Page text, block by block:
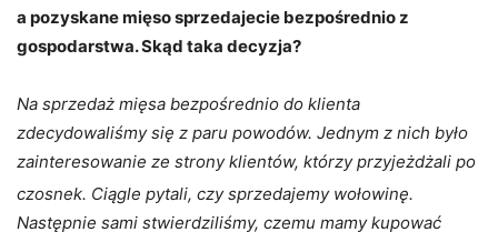
a pozyskane mięso sprzedajecie bezpośrednio z
gospodarstwa. Skąd taka decyzja?
Na sprzedaż mięsa bezpośrednio do klienta
zdecydowaliśmy się z paru powodów. Jednym z nich było
zainteresowanie ze strony klientów, którzy przyjeżdżali po
czosnek. Ciągle pytali, czy sprzedajemy wołowinę.
Następnie sami stwierdziliśmy, czemu mamy kupować